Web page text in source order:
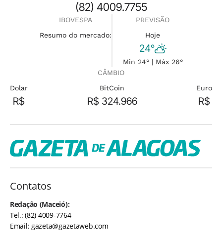
(82) 4009.7755
IBOVESPA
Resumo do mercado:
PREVISÃO
Hoje
24°
Min 24° | Máx 26°
CÂMBIO
Dolar
R$
BitCoin
R$ 324.966
Euro
R$
Contatos
Redação (Maceió):
Tel.: (82) 4009-7764
Email:gazeta@gazetaweb.com